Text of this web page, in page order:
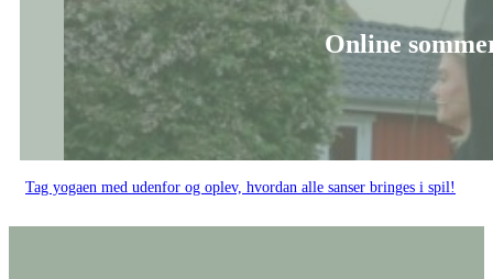
Online
Tag yogaen med udenfor og oplev, hvordan alle sanser bringes i spil!